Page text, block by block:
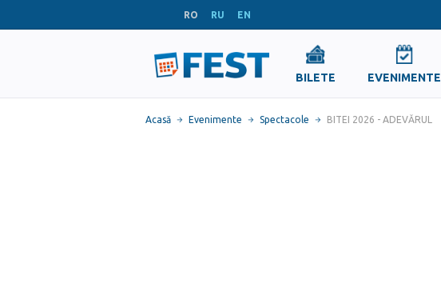
RO RU EN
BILETE EVENIMENTE
Acasă Evenimente Spectacole BITEI 2026 - ADEVĂRUL